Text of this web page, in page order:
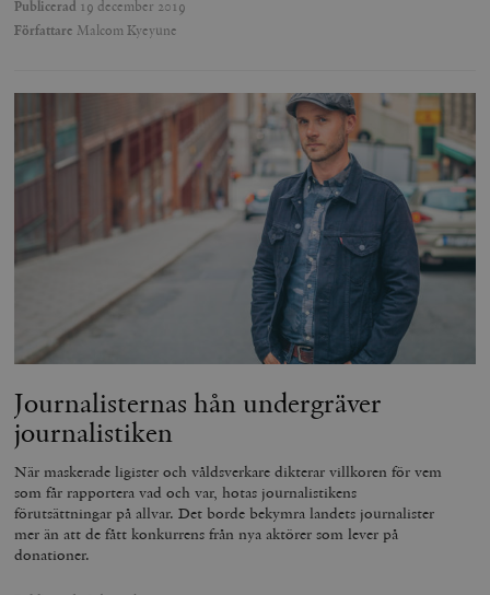
Publicerad 19 december 2019
Författare Malcom Kyeyune
Journalisternas hån undergräver
journalistiken
När maskerade ligister och våldsverkare dikterar villkoren för vem
som får rapportera vad och var, hotas journalistikens
förutsättningar på allvar. Det borde bekymra landets journalister
mer än att de fått konkurrens från nya aktörer som lever på
donationer.